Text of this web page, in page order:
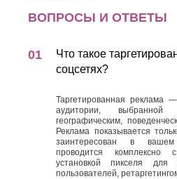
ВОПРОСЫ И ОТВЕТЫ
Что такое
соцсетях?
Таргетированная реклама
аудитории, выбранной
географическим,
Реклама показывается
заинтересован в
проводится комплексно
установкой пикселя для
пользователей,